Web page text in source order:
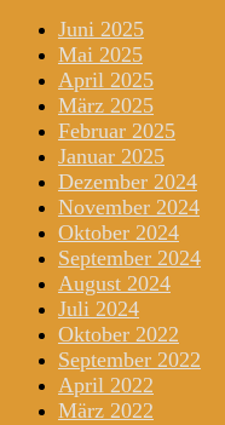
Juni 2025
Mai 2025
April 2025
März 2025
Februar 2025
Januar 2025
Dezember 2024
November 2024
Oktober 2024
September 2024
August 2024
Juli 2024
Oktober 2022
September 2022
April 2022
März 2022